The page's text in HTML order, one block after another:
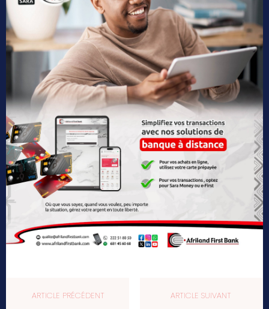
ARTICLE PRÉCÉDENT ARTICLE SUIVANT